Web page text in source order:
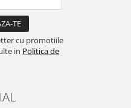
cu promotiile
in Politica de